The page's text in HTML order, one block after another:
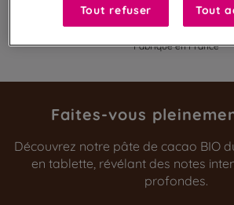
100%
Fabriqué en France
Faites-vous
Découvrez notre pâte de cacao BIO
en tablette, révélant des notes
profondes.
Tout refuser Tout